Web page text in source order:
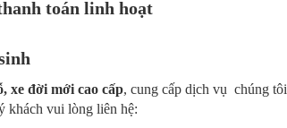
toán linh hoạt
xe đời mới cao cấp, cung cấp dịch vụ chúng tôi
khách vui lòng liên hệ: